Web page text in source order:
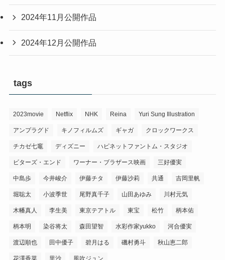
2024年11月公開作品
2024年12月公開作品
tags
2023movie Netflix NHK Reina Yuri Sung Illustration
アンプラグド キノフィルムズ ギャガ クロックワークス
チカゼ七竈 ディズニー ハピネットファントム・スタジオ
ビターズ・エンド ワーナー・ブラザース映画 三好優実
中島歩 今井峻介 伊藤チタ 伊藤沙莉 共通 吉岡里帆
堀聡太 小波季世 尾野真千子 山田あゆみ 川村元気
木幡真人 李生美 東京テアトル 東宝 松竹 柄本佑
柄本明 染谷将太 森田望智 水彩作家yukko 河合優実
渡辺順也 田中優子 碧月はる 磯村勇斗 秋山恵二郎
花澤香菜 里沙 風吹ジュン